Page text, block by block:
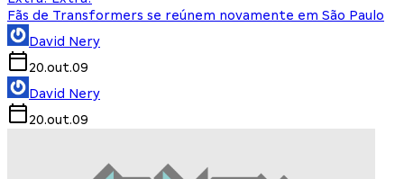
Fãs de Transformers se reúnem novamente em São Paulo
David Nery
20.out.09
David Nery
20.out.09